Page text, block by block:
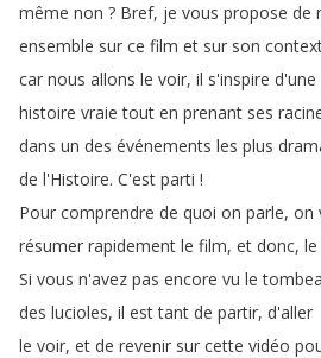
même non ? Bref, je vous propose de
ensemble sur ce film et sur son
car nous allons le voir, il s'inspire d'une
histoire vraie tout en prenant ses
dans un des événements les plus
de l'Histoire. C'est parti !
Pour comprendre de quoi on parle, on
résumer rapidement le film, et donc, le
Si vous n'avez pas encore vu le
des lucioles, il est tant de partir, d'aller
le voir, et de revenir sur cette vidéo